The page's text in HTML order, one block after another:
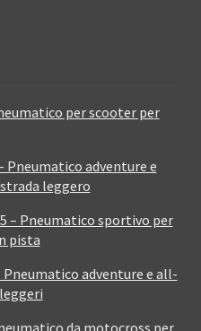
per scooter per
Pneumatico adventure e
leggero
– Pneumatico sportivo per
pista
adventure e all-